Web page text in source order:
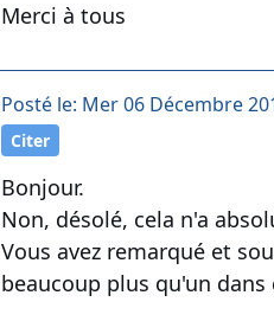
Merci à tous
Posté le: Mer 06 Décembre
Citer
Bonjour.
Non, désolé, cela n'a
Vous avez remarqué et
beaucoup plus qu'un